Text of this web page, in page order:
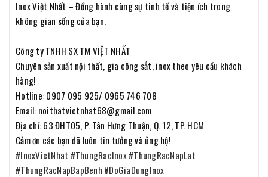
Inox Việt Nhất – Đồng hành cùng sự tinh tế và tiện ích trong
không gian sống của bạn.
Công ty TNHH SX TM VIỆT NHẤT
Chuyên sản xuất nội thất, gia công sắt, inox theo yêu cầu khách
hàng!
Hotline: 0907 095 925/ 0965 746 708
Email: noithatvietnhat68@gmail.com
Địa chỉ: 63 ĐHT05, P. Tân Hưng Thuận, Q. 12, TP. HCM
Cảm ơn các bạn đã luôn tin tưởng và ủng hộ!
#InoxVietNhat #ThungRacInox#ThungRacNapLat
#ThungRacNapBapBenh #DoGiaDungInox